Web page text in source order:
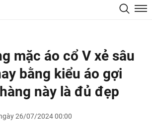
mặc áo cổ V xẻ sâu
bằng kiểu áo gợi
này là đủ đẹp
26/07/2024 00:00